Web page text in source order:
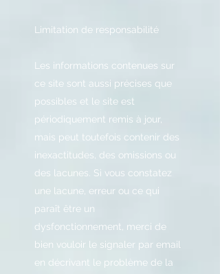
Limitation de responsabilité
Les informations contenues sur
ce site sont aussi précises que
possibles et le site est
périodiquement remis à jour,
mais peut toutefois contenir des
inexactitudes, des omissions ou
des lacunes. Si vous constatez
une lacune, erreur ou ce qui
paraît être un
dysfonctionnement, merci de
bien vouloir le signaler par email
en décrivant le problème de la